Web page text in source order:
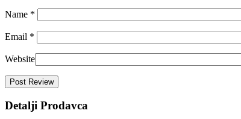
Name *
Email *
Website
Detalji Prodavca